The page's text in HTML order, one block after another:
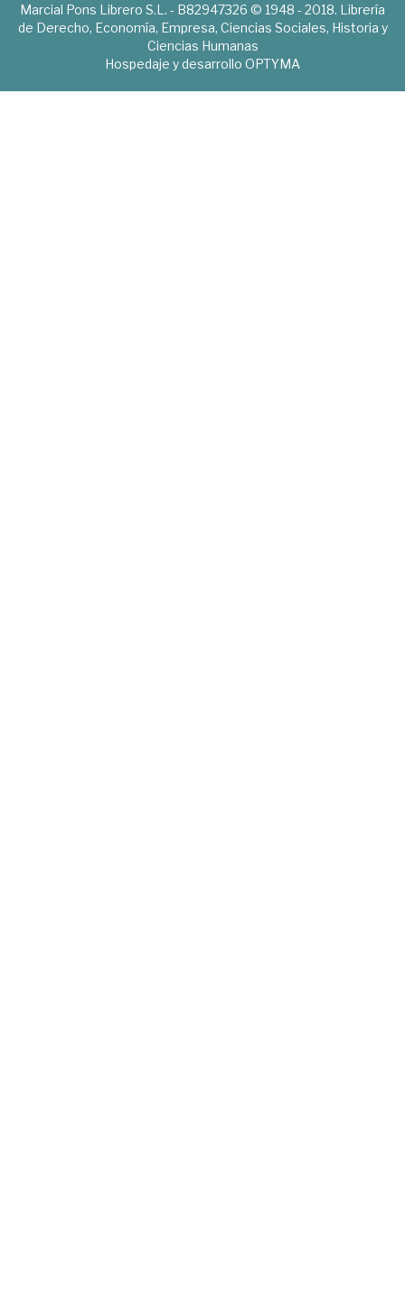
Marcial Pons Librero S.L. - B82947326 © 1948 - 2018. Librería
de Derecho, Economía, Empresa, Ciencias Sociales, Historia y
Ciencias Humanas
Hospedaje y desarrollo OPTYMA